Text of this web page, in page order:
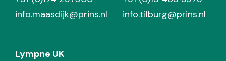
info.maasdijk@prins.nl
info.tilburg@prins.nl
Lympne UK